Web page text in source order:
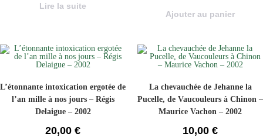
Lire la suite
Ajouter au panier
L’étonnante intoxication ergotée de
l’an mille à nos jours – Régis
Delaigue – 2002
20,00 €
La chevauchée de Jehanne la
Pucelle, de Vaucouleurs à Chinon –
Maurice Vachon – 2002
10,00 €